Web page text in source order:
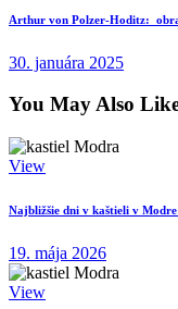
Next
Arthur von Polzer-Hoditz:
30. januára 2025
You May Also
View
Najbližšie dni v kaštieli v
19. mája 2026
View